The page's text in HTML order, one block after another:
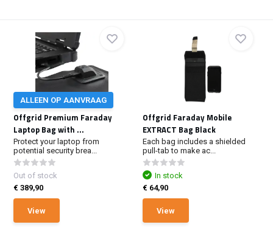
ALLEEN OP AANVRAAG
Offgrid Premium Faraday
Laptop Bag with ...
Protect your laptop from
potential security brea...
Out of stock
€ 389,90
View
Offgrid Faraday Mobile
EXTRACT Bag Black
Each bag includes a shielded
pull-tab to make ac...
In stock
€ 64,90
View